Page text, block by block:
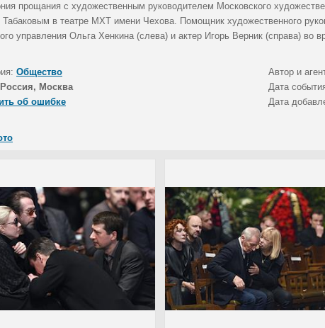
прощания с художественным руководителем Московского
в театре МХТ имени Чехова. Помощник художественного
управления Ольга Хенкина (слева) и актер Игорь Верник (справа) во
Общество Автор и
Россия, Москва Дата
об ошибке
Дата